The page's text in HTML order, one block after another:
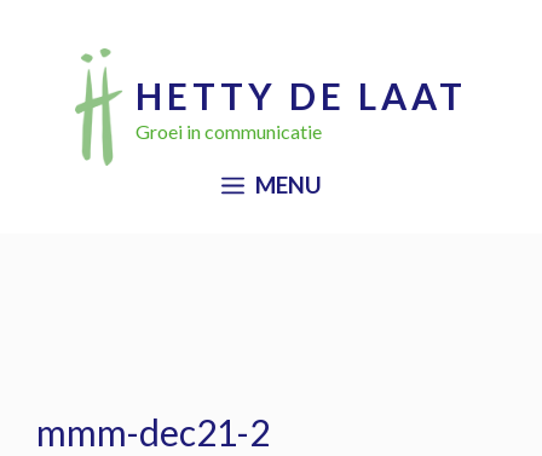
HETTY DE LAAT
Groei in communicatie
MENU
mmm-dec21-2